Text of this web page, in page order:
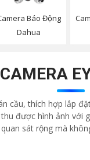
Báo Động
Dahua
CAMERA
cầu, thích hợp lắp
được hình ảnh
sát rộng mà